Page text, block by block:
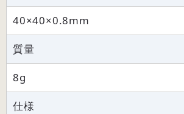
40×40×0.8mm
質量
8g
仕様